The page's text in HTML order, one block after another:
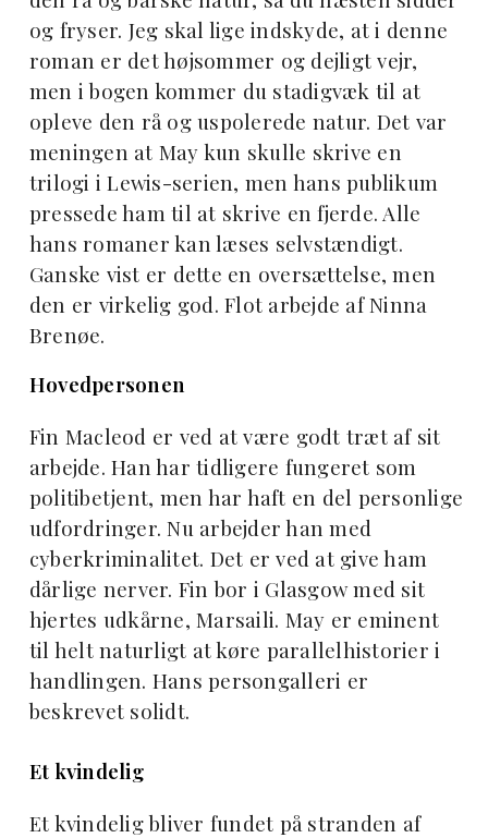
og fryser. Jeg skal lige indskyde, at i denne
roman er det højsommer og dejligt vejr,
men i bogen kommer du stadigvæk til at
opleve den rå og uspolerede natur. Det var
meningen at May kun skulle skrive en
trilogi i Lewis-serien, men hans publikum
pressede ham til at skrive en fjerde. Alle
hans romaner kan læses selvstændigt.
Ganske vist er dette en oversættelse, men
den er virkelig god. Flot arbejde af Ninna
Brenøe.
Hovedpersonen
Fin Macleod er ved at være godt træt af sit
arbejde. Han har tidligere fungeret som
politibetjent, men har haft en del personlige
udfordringer. Nu arbejder han med
cyberkriminalitet. Det er ved at give ham
dårlige nerver. Fin bor i Glasgow med sit
hjertes udkårne, Marsaili. May er eminent
til helt naturligt at køre parallelhistorier i
handlingen. Hans persongalleri er
beskrevet solidt.
Et kvindelig
Et kvindelig bliver fundet på stranden af